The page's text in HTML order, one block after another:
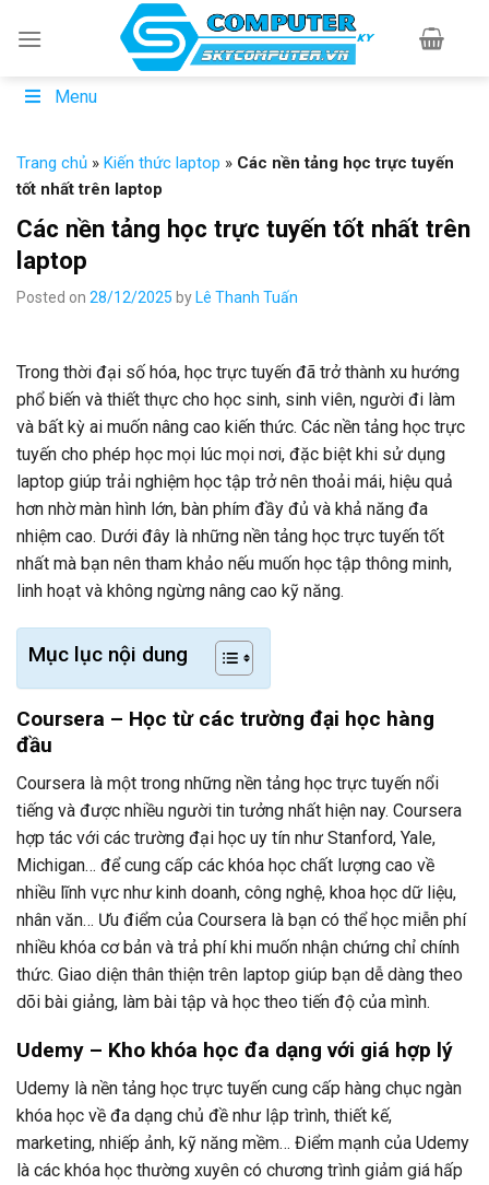
Menu
Trang chủ » Kiến thức laptop » Các nền tảng học trực tuyến
tốt nhất trên laptop
Các nền tảng học trực tuyến tốt nhất trên
laptop
Posted on 28/12/2025 by Lê Thanh Tuấn
Trong thời đại số hóa, học trực tuyến đã trở thành xu hướng
phổ biến và thiết thực cho học sinh, sinh viên, người đi làm
và bất kỳ ai muốn nâng cao kiến thức. Các nền tảng học trực
tuyến cho phép học mọi lúc mọi nơi, đặc biệt khi sử dụng
laptop giúp trải nghiệm học tập trở nên thoải mái, hiệu quả
hơn nhờ màn hình lớn, bàn phím đầy đủ và khả năng đa
nhiệm cao. Dưới đây là những nền tảng học trực tuyến tốt
nhất mà bạn nên tham khảo nếu muốn học tập thông minh,
linh hoạt và không ngừng nâng cao kỹ năng.
Mục lục nội dung
Coursera – Học từ các trường đại học hàng
đầu
Coursera là một trong những nền tảng học trực tuyến nổi
tiếng và được nhiều người tin tưởng nhất hiện nay. Coursera
hợp tác với các trường đại học uy tín như Stanford, Yale,
Michigan… để cung cấp các khóa học chất lượng cao về
nhiều lĩnh vực như kinh doanh, công nghệ, khoa học dữ liệu,
nhân văn… Ưu điểm của Coursera là bạn có thể học miễn phí
nhiều khóa cơ bản và trả phí khi muốn nhận chứng chỉ chính
thức. Giao diện thân thiện trên laptop giúp bạn dễ dàng theo
dõi bài giảng, làm bài tập và học theo tiến độ của mình.
Udemy – Kho khóa học đa dạng với giá hợp lý
Udemy là nền tảng học trực tuyến cung cấp hàng chục ngàn
khóa học về đa dạng chủ đề như lập trình, thiết kế,
marketing, nhiếp ảnh, kỹ năng mềm… Điểm mạnh của Udemy
là các khóa học thường xuyên có chương trình giảm giá hấp